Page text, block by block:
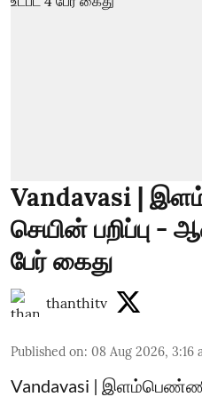
Vandavasi |
செயின் பறிப்பு
பேர் கைது
thanthitv
Published on: 08 Aug 2026, 3:16
Vandavasi |